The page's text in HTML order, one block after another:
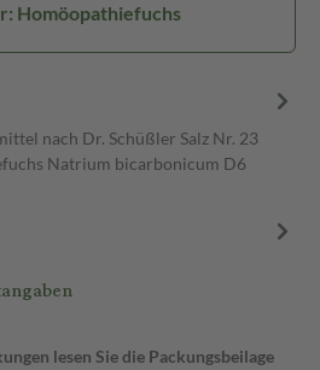
Homöopathiefuchs
nach Dr. Schüßler Salz Nr. 23
Natrium bicarbonicum D6
lesen Sie die Packungsbeilage